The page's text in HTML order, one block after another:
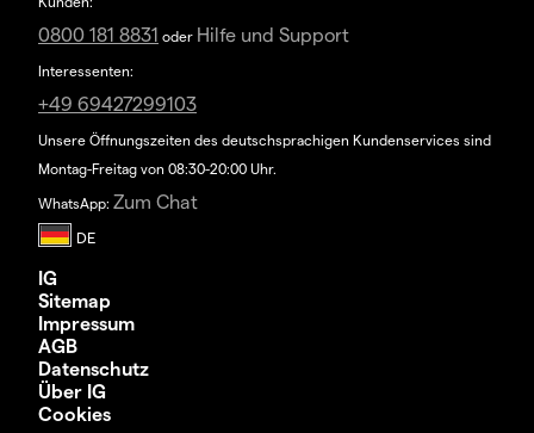
0800 181 8831 oder Hilfe und Support
Interessenten:
+49 69427299103
Unsere Öffnungszeiten des deutschsprachigen Kundenservices sind
Montag-Freitag von 08:30-20:00 Uhr.
WhatsApp: Zum Chat
IG
Sitemap
Impressum
AGB
Datenschutz
Über IG
Cookies